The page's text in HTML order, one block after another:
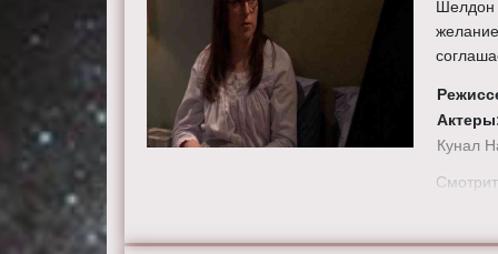
Шелдон
Кунал